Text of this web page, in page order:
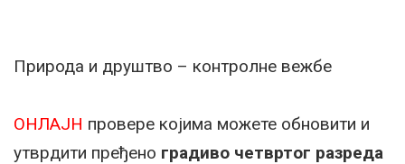
Природа и друштво – контролне вежбе
ОНЛАЈН провере којима можете обновити и
утврдити пређено градиво четвртог разреда